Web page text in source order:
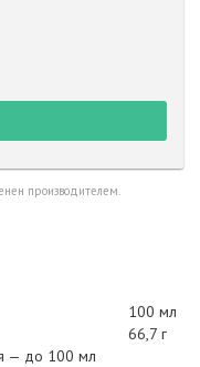
производителем.
100 мл
66,7 г
— до 100 мл